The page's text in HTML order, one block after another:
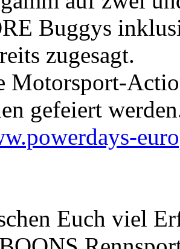
Buggys
zugesagt.
Motorsport-
gefeiert
Euch viel